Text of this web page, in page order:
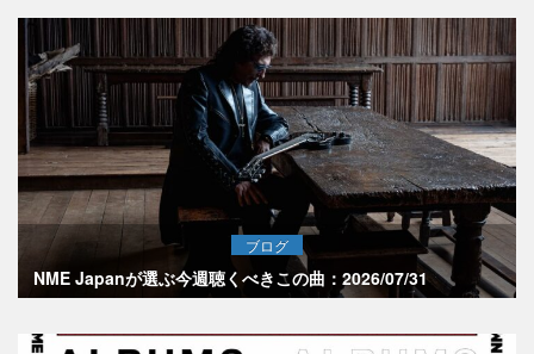
ブログ
NME Japanが選ぶ今週聴くべきこの曲：2026/07/31